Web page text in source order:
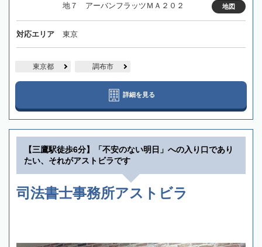
地７ アーバンフラッツＭＡ２０２
地図
対応エリア 東京
東京都 調布市
詳細を見る
【三鷹駅徒歩6分】「不安のない明日」への入り口であり
たい、それがアストビラです
司法書士事務所アストビラ